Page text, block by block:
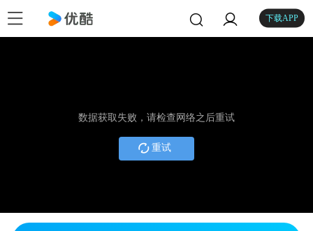
下载APP
数据获取失败，请检查网络之后重试
重试